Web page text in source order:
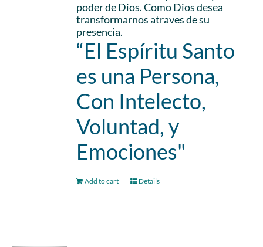
poder de Dios. Como Dios desea
transformarnos atraves de su
presencia.
“El Espíritu Santo
es una Persona,
Con Intelecto,
Voluntad, y
Emociones"
Add to cart Details